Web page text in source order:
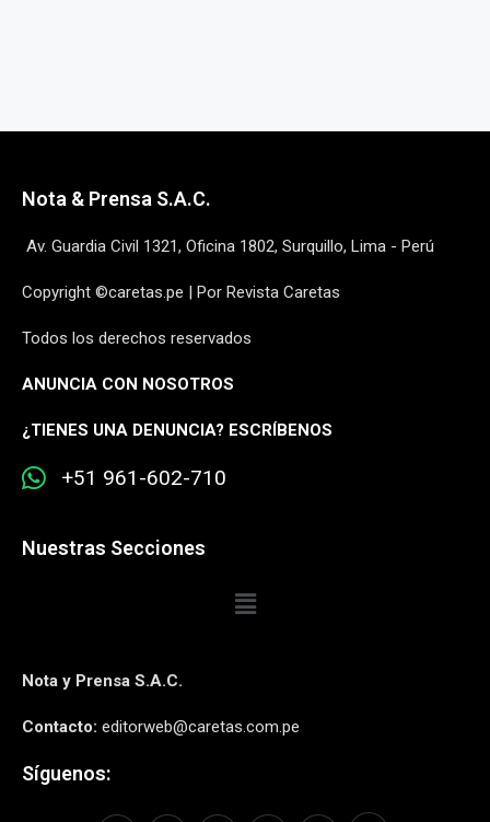
Nota & Prensa S.A.C.
Av. Guardia Civil 1321, Oficina 1802, Surquillo, Lima - Perú
Copyright ©caretas.pe | Por Revista Caretas
Todos los derechos reservados
ANUNCIA CON NOSOTROS
¿TIENES UNA DENUNCIA? ESCRÍBENOS
+51 961-602-710
Nuestras Secciones
Nota y Prensa S.A.C.
Contacto: editorweb@caretas.com.pe
Síguenos: